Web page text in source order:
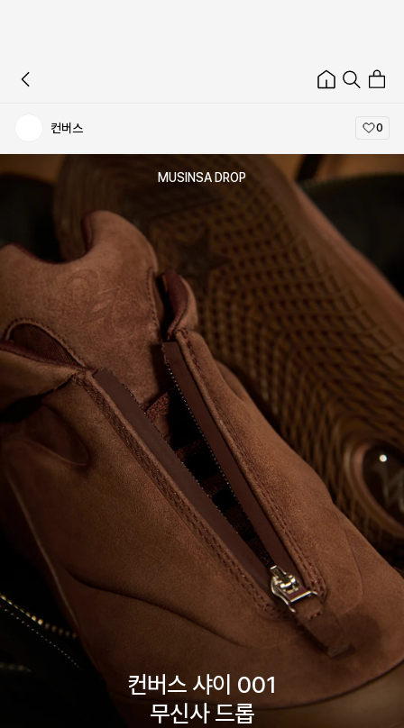
컨버스 0
MUSINSA DROP
컨버스 샤이 001
무신사 드롭